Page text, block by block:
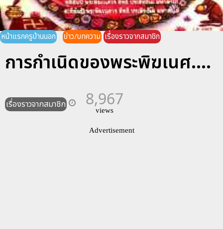
หน้าแรกครูบ้านนอก ข่าว/บทความ เรื่องราวจากสมาชิก
การกำเนิดของพระพิฆเนศ....
เรื่องราวจากสมาชิก 8,967
views
Advertisement